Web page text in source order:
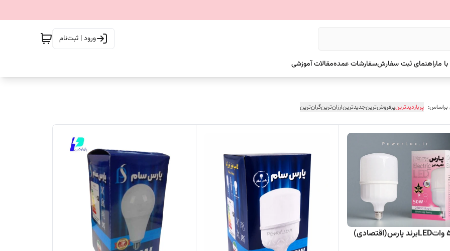
ورود | ثبت‌نام
ماراهنمای ثبت سفارشسفارشات عمدهمقالات آموزشی
پربازدیدترینپرفروش‌ترینجدیدترینارزان‌ترینگران‌ترین